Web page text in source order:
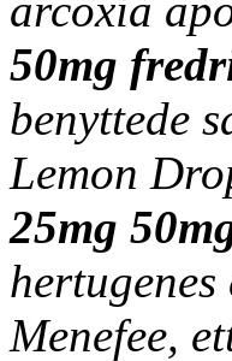
50mg
benyttede
Lemon
25mg
Menefee,